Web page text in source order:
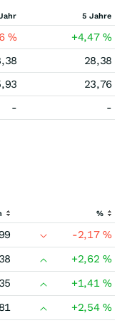
5 Jahre
% +4,47%
28,38
23,76
- -
%
-2,17%
+2,62%
+1,41%
+2,54%